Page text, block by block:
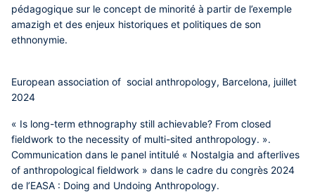
pédagogique sur le concept de minorité à partir de l’exemple
amazigh et des enjeux historiques et politiques de son
ethnonymie.
European association of social anthropology, Barcelona, juillet
2024
« Is long-term ethnography still achievable? From closed
fieldwork to the necessity of multi-sited anthropology. ».
Communication dans le panel intitulé « Nostalgia and afterlives
of anthropological fieldwork » dans le cadre du congrès 2024
de l’EASA : Doing and Undoing Anthropology.